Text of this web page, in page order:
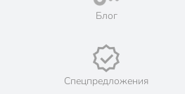
интернет-гипермаркета или
каждый день!
продукция. Интернет-гипермаркет
представитель ведущих мировых
Блог
Спецпредложения